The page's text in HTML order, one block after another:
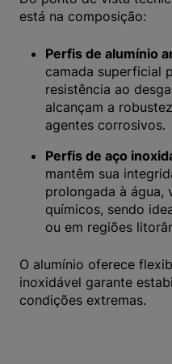
está na composição:
Perfis de alumínio
camada superficial
resistência ao
alcançam a
agentes corrosivos.
Perfis de aço
mantêm sua
prolongada à água,
químicos, sendo
ou em regiões
O alumínio oferece
inoxidável garante
condições extremas.